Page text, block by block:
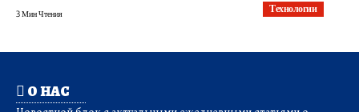
Технологии
3 Мин Чтения
О НАС